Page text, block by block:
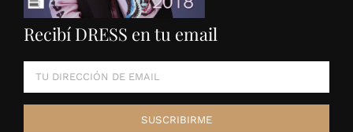
Recibí DRESS en tu email